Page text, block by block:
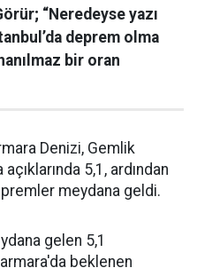
“Neredeyse yazı
deprem olma
bir oran
Denizi, Gemlik
5,1, ardından
meydana geldi.
gelen 5,1
beklenen